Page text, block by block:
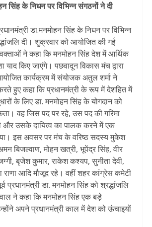
सिंह के निधन पर विभिन्न संगठनों ने दी
डा.मनमोहन सिंह के निधन पर विभिन्न
दी। शुक्रवार को आयोजित की गई
ने कहा कि मनमोहन सिंह देश में आर्थिक
याद किए जाएंगे। पछवादून विकास मंच द्वारा
कार्यक्रम में संयोजक अतुल शर्मा ने
करते हुए कहा कि प्रधानमंत्री के रूप में देशहित में
के लिए डा. मनमोहन सिंह के योगदान को
वह जिस पद पर रहे, उस पद की गरिमा
और उसके दायित्व का पालक करने में एक
इस अवसर पर मंच के वरिष्ठ सदस्य मुकेश
बिजल्वाण, मोहन खत्री, भूपेंद्र सिंह, वीर
बृजेश कुमार, राकेश कश्यप, सुनीता देवी,
राणा आदि मौजूद रहे। वहीं शहर कांग्रेस कमेटी
प्रधानमंत्री डा. मनमोहन सिंह को श्रद्धांजलि
ने कहा कि मनमोहन सिंह एक बड़े
अपने प्रधानमंत्री काल में देश को ऊंचाइयों